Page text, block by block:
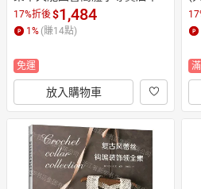
787533347895 (tl2608_山東書
展)
17%折後$1,484
1 % (賺14點)
免運
放入購物車